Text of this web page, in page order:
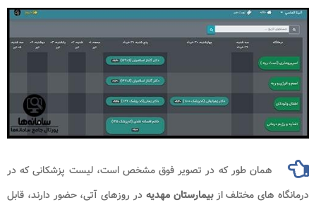
همان طور که در تصویر فوق مشخص است، لیست پزشکانی که در
درمانگاه های مختلف ازبیمارستان مهدیه در روزهای آتی، حضور دارند، قابل